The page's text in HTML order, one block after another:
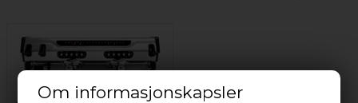
Om informasjonskapsler